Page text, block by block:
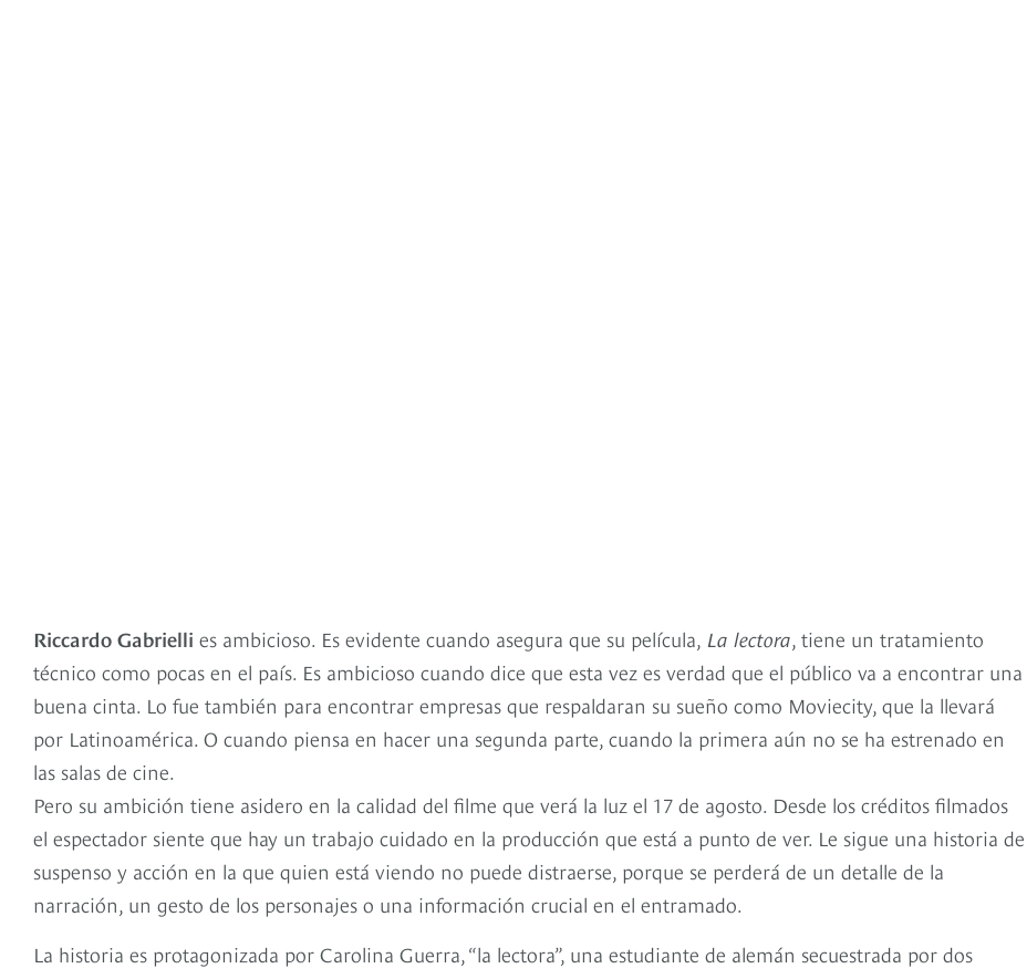
Riccardo Gabrielli es ambicioso. Es evidente cuando asegura que su película, La lectora, tiene un tratamiento
técnico como pocas en el país. Es ambicioso cuando dice que esta vez es verdad que el público va a encontrar una
buena cinta. Lo fue también para encontrar empresas que respaldaran su sueño como Moviecity, que la llevará
por Latinoamérica. O cuando piensa en hacer una segunda parte, cuando la primera aún no se ha estrenado en
las salas de cine.
Pero su ambición tiene asidero en la calidad del filme que verá la luz el 17 de agosto. Desde los créditos filmados
el espectador siente que hay un trabajo cuidado en la producción que está a punto de ver. Le sigue una historia de
suspenso y acción en la que quien está viendo no puede distraerse, porque se perderá de un detalle de la
narración, un gesto de los personajes o una información crucial en el entramado.
La historia es protagonizada por Carolina Guerra, “la lectora”, una estudiante de alemán secuestrada por dos